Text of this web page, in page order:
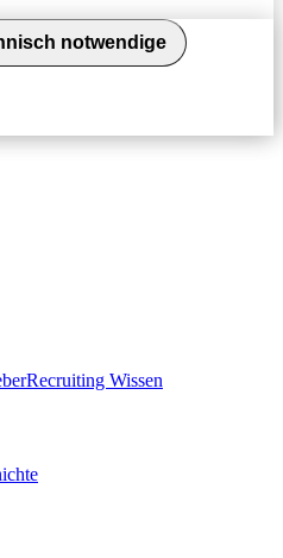
notwendige
Recruiting Wissen